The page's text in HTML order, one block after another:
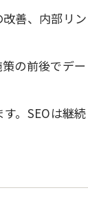
善、内部リン
の前後でデー
。SEOは継続